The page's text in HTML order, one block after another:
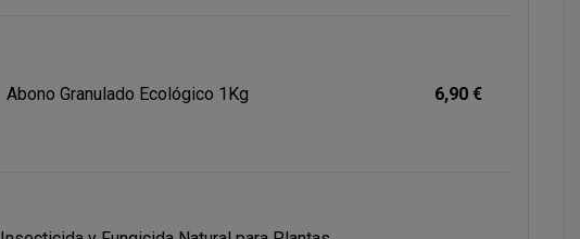
Abono Granulado Ecológico 1Kg 6,90 €